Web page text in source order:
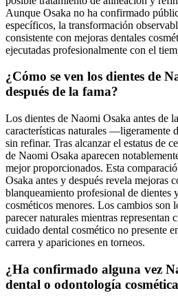
Aunque Osaka no ha confirmado
específicos, la transformación
consistente con mejoras dentales
ejecutadas profesionalmente con el
¿Cómo se ven los dientes de
después de la fama?
Los dientes de Naomi Osaka antes de
características naturales —ligeramente
sin refinar. Tras alcanzar el estatus de
de Naomi Osaka aparecen
mejor proporcionados. Esta
Osaka antes y después revela mejoras
blanqueamiento profesional de dientes
cosméticos menores. Los cambios son
parecer naturales mientras representan
cuidado dental cosmético no presente
carrera y apariciones en torneos.
¿Ha confirmado alguna vez
dental o odontología